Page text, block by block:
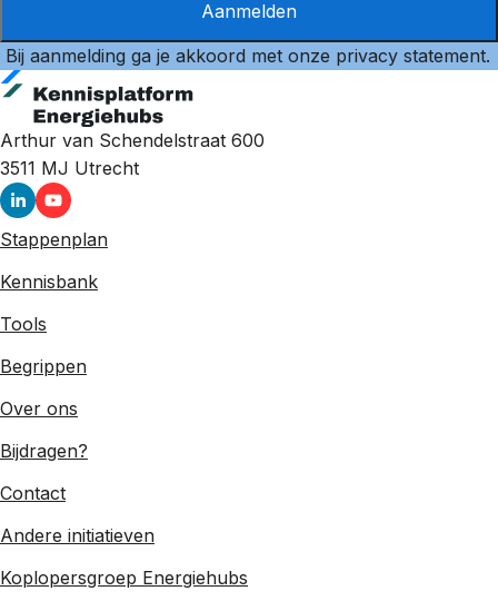
Aanmelden
Bij aanmelding ga je akkoord met onze privacy statement.
Arthur van Schendelstraat 600
3511 MJ Utrecht
Stappenplan
Kennisbank
Tools
Begrippen
Over ons
Bijdragen?
Contact
Andere initiatieven
Koplopersgroep Energiehubs